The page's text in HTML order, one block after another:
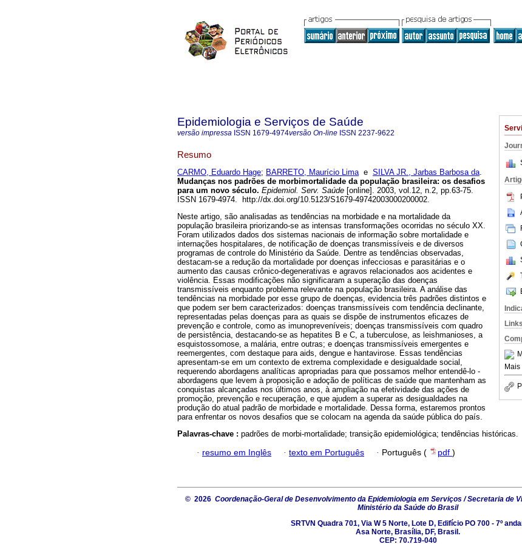
Mais
Epidemiologia e Serviços de Saúde
versão impressa ISSN 1679-4974versão On-line ISSN 2237-9622
Resumo
CARMO, Eduardo Hage; BARRETO, Maurício Limae SILVA JR., Jarbas Barbosa da.
Mudanças nos padrões de morbimortalidade da população brasileira: os desafios
para um novo século. Epidemiol. Serv. Saúde [online]. 2003, vol.12, n.2, pp.63-75.
ISSN 1679-4974. http://dx.doi.org/10.5123/S1679-49742003000200002.
Neste artigo, são analisadas as tendências na morbidade e na mortalidade da
população brasileira priorizando-se as intensas transformações ocorridas no século XX.
Foram utilizados dados dos sistemas nacionais de informação sobre mortalidade e
internações hospitalares, de notificação de doenças transmissíveis e de diversos
programas de controle do Ministério da Saúde. Dentre as tendências observadas,
destacam-se a redução da mortalidade por doenças infecciosas e parasitárias e o
aumento das causas crônico-degenerativas e agravos relacionados aos acidentes e
violência. Essas modificações não significaram a superação das doenças
transmissíveis enquanto problema relevante na população brasileira. A análise das
tendências na morbidade por esse grupo de doenças, evidencia três padrões distintos e
que podem ser bem caracterizados: doenças transmissíveis com tendência declinante,
representadas pelas doenças para as quais se dispõe de instrumentos eficazes de
prevenção e controle, como as imunopreveníveis; doenças transmissíveis com quadro
de persistência, destacando-se as hepatites B e C, a tuberculose, as leishmanioses, a
esquistossomose, a malária, entre outras; e doenças transmissíveis emergentes e
reemergentes, com destaque para aids, dengue e hantavirose. Essas tendências
apresentam-se em um contexto de extrema complexidade e desigualdade social,
requerendo abordagens analíticas apropriadas para que possamos melhor entendê-lo -
abordagens que levem à proposição e adoção de políticas de saúde que mantenham as
conquistas alcançadas nos últimos anos, à ampliação na efetividade das ações de
promoção, prevenção e recuperação, e que ajudem a superar as desigualdades na
produção do atual padrão de morbidade e mortalidade. Dessa forma, estaremos prontos
para enfrentar os novos desafios que se colocam na agenda da saúde pública do país.
Palavras-chave : padrões de morbi-mortalidade; transição epidemiológica; tendências históricas.
· resumo em Inglês · texto em Português · Português ( pdf )
© 2026 Coordenação-Geral de Desenvolvimento da Epidemiologia em Serviços / Secretaria de
Ministério da Saúde do Brasil
SRTVN Quadra 701, Via W 5 Norte, Lote D, Edifício PO 700 - 7º
Asa Norte, Brasília, DF, Brasil.
CEP: 70.719-040